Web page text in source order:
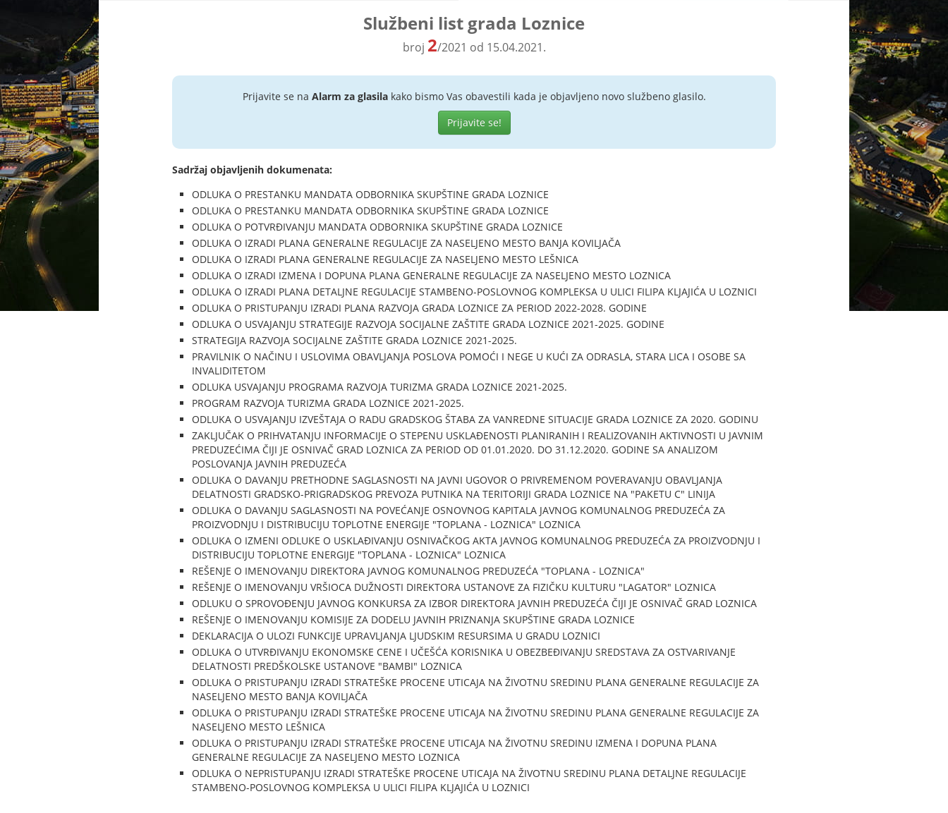
Službeni list grada Loznice
broj 2/2021 od 15.04.2021.
Prijavite se na Alarm za glasilakako bismo Vas obavestili kada je objavljeno novo službeno glasilo.
Prijavite se!
Sadržaj objavljenih dokumenata:
ODLUKA O PRESTANKU MANDATA ODBORNIKA SKUPŠTINE GRADA LOZNICE
ODLUKA O PRESTANKU MANDATA ODBORNIKA SKUPŠTINE GRADA LOZNICE
ODLUKA O POTVRĐIVANJU MANDATA ODBORNIKA SKUPŠTINE GRADA LOZNICE
ODLUKA O IZRADI PLANA GENERALNE REGULACIJE ZA NASELJENO MESTO BANJA KOVILJAČA
ODLUKA O IZRADI PLANA GENERALNE REGULACIJE ZA NASELJENO MESTO LEŠNICA
ODLUKA O IZRADI IZMENA I DOPUNA PLANA GENERALNE REGULACIJE ZA NASELJENO MESTO LOZNICA
ODLUKA O IZRADI PLANA DETALJNE REGULACIJE STAMBENO-POSLOVNOG KOMPLEKSA U ULICI FILIPA KLJAJIĆA U LOZNICI
ODLUKA O PRISTUPANJU IZRADI PLANA RAZVOJA GRADA LOZNICE ZA PERIOD 2022-2028. GODINE
ODLUKA O USVAJANJU STRATEGIJE RAZVOJA SOCIJALNE ZAŠTITE GRADA LOZNICE 2021-2025. GODINE
STRATEGIJA RAZVOJA SOCIJALNE ZAŠTITE GRADA LOZNICE 2021-2025.
PRAVILNIK O NAČINU I USLOVIMA OBAVLJANJA POSLOVA POMOĆI I NEGE U KUĆI ZA ODRASLA, STARA LICA I OSOBE SA
INVALIDITETOM
ODLUKA USVAJANJU PROGRAMA RAZVOJA TURIZMA GRADA LOZNICE 2021-2025.
PROGRAM RAZVOJA TURIZMA GRADA LOZNICE 2021-2025.
ODLUKA O USVAJANJU IZVEŠTAJA O RADU GRADSKOG ŠTABA ZA VANREDNE SITUACIJE GRADA LOZNICE ZA 2020. GODINU
ZAKLJUČAK O PRIHVATANJU INFORMACIJE O STEPENU USKLAĐENOSTI PLANIRANIH I REALIZOVANIH AKTIVNOSTI U JAVNIM
PREDUZEĆIMA ČIJI JE OSNIVAČ GRAD LOZNICA ZA PERIOD OD 01.01.2020. DO 31.12.2020. GODINE SA ANALIZOM
POSLOVANJA JAVNIH PREDUZEĆA
ODLUKA O DAVANJU PRETHODNE SAGLASNOSTI NA JAVNI UGOVOR O PRIVREMENOM POVERAVANJU OBAVLJANJA
DELATNOSTI GRADSKO-PRIGRADSKOG PREVOZA PUTNIKA NA TERITORIJI GRADA LOZNICE NA "PAKETU C" LINIJA
ODLUKA O DAVANJU SAGLASNOSTI NA POVEĆANJE OSNOVNOG KAPITALA JAVNOG KOMUNALNOG PREDUZEĆA ZA
PROIZVODNJU I DISTRIBUCIJU TOPLOTNE ENERGIJE "TOPLANA - LOZNICA" LOZNICA
ODLUKA O IZMENI ODLUKE O USKLAĐIVANJU OSNIVAČKOG AKTA JAVNOG KOMUNALNOG PREDUZEĆA ZA PROIZVODNJU I
DISTRIBUCIJU TOPLOTNE ENERGIJE "TOPLANA - LOZNICA" LOZNICA
REŠENJE O IMENOVANJU DIREKTORA JAVNOG KOMUNALNOG PREDUZEĆA "TOPLANA - LOZNICA"
REŠENJE O IMENOVANJU VRŠIOCA DUŽNOSTI DIREKTORA USTANOVE ZA FIZIČKU KULTURU "LAGATOR" LOZNICA
ODLUKU O SPROVOĐENJU JAVNOG KONKURSA ZA IZBOR DIREKTORA JAVNIH PREDUZEĆA ČIJI JE OSNIVAČ GRAD LOZNICA
REŠENJE O IMENOVANJU KOMISIJE ZA DODELU JAVNIH PRIZNANJA SKUPŠTINE GRADA LOZNICE
DEKLARACIJA O ULOZI FUNKCIJE UPRAVLJANJA LJUDSKIM RESURSIMA U GRADU LOZNICI
ODLUKA O UTVRĐIVANJU EKONOMSKE CENE I UČEŠĆA KORISNIKA U OBEZBEĐIVANJU SREDSTAVA ZA OSTVARIVANJE
DELATNOSTI PREDŠKOLSKE USTANOVE "BAMBI" LOZNICA
ODLUKA O PRISTUPANJU IZRADI STRATEŠKE PROCENE UTICAJA NA ŽIVOTNU SREDINU PLANA GENERALNE REGULACIJE ZA
NASELJENO MESTO BANJA KOVILJAČA
ODLUKA O PRISTUPANJU IZRADI STRATEŠKE PROCENE UTICAJA NA ŽIVOTNU SREDINU PLANA GENERALNE REGULACIJE ZA
NASELJENO MESTO LEŠNICA
ODLUKA O PRISTUPANJU IZRADI STRATEŠKE PROCENE UTICAJA NA ŽIVOTNU SREDINU IZMENA I DOPUNA PLANA
GENERALNE REGULACIJE ZA NASELJENO MESTO LOZNICA
ODLUKA O NEPRISTUPANJU IZRADI STRATEŠKE PROCENE UTICAJA NA ŽIVOTNU SREDINU PLANA DETALJNE REGULACIJE
STAMBENO-POSLOVNOG KOMPLEKSA U ULICI FILIPA KLJAJIĆA U LOZNICI